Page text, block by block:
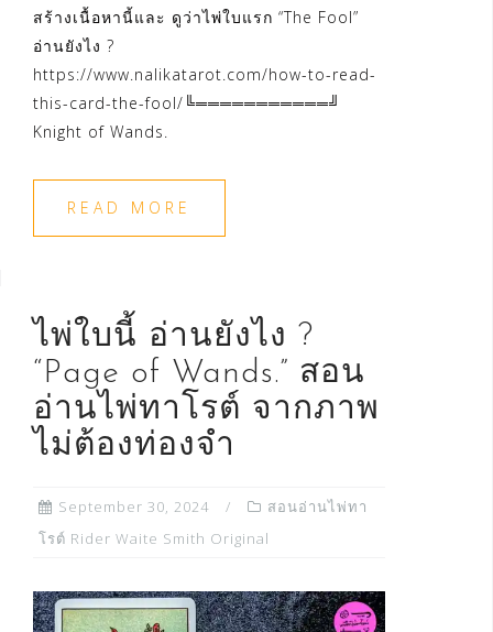
สร้างเนื้อหานี้และ ดูว่าไพ่ใบแรก “The Fool”
อ่านยังไง ?
https://www.nalikatarot.com/how-to-read-
this-card-the-fool/╚═══════════╝
Knight of Wands.
READ MORE
ไพ่ใบนี้ อ่านยังไง ?
“Page of Wands.” สอน
อ่านไพ่ทาโรต์ จากภาพ
ไม่ต้องท่องจำ
September 30, 2024
สอนอ่านไพ่ทา
โรต์ Rider Waite Smith Original